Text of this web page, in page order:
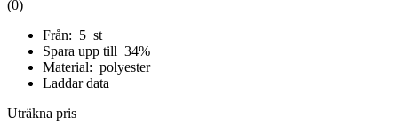
(0)
Från: 5 st
Spara upp till 34%
Material: polyester
Laddar data
Uträkna pris